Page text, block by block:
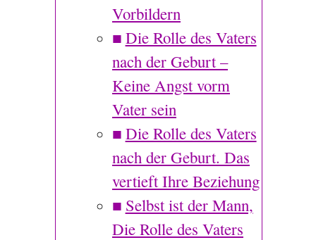
Vorbildern
Die Rolle des Vaters
nach der Geburt –
Keine Angst vorm
Vater sein
Die Rolle des Vaters
nach der Geburt. Das
vertieft Ihre Beziehung
Selbst ist der Mann,
Die Rolle des Vaters